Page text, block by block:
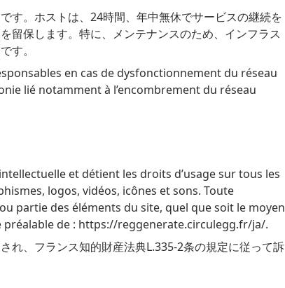
す。ホストは、24時間、年中無休でサービスの継続を
留保します。特に、メンテナンスのため、インフラス
す。
en cas de dysfonctionnement du réseau
lié notamment à l’encombrement du réseau
et détient les droits d’usage sur tous les
logos, vidéos, icônes et sons. Toute
partie des éléments du site, quel que soit le moyen
de : https://reggenerate.circulegg.fr/ja/.
れ、フランス知的財産法典L.335-2条の規定に従って訴